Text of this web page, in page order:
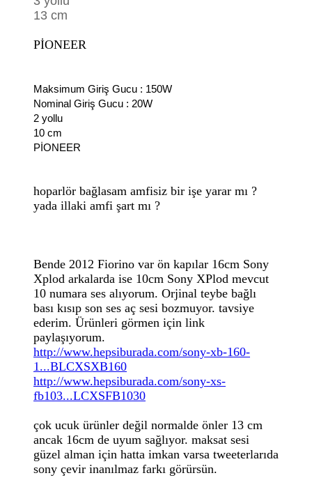
13 cm
PİONEER
Maksimum Giriş Gucu : 150W
Nominal Giriş Gucu : 20W
2 yollu
10 cm
PİONEER
hoparlör bağlasam amfisiz bir işe yarar mı ?
yada illaki amfi şart mı ?
Bende 2012 Fiorino var ön kapılar 16cm Sony
Xplod arkalarda ise 10cm Sony XPlod mevcut
10 numara ses alıyorum. Orjinal teybe bağlı
bası kısıp son ses aç sesi bozmuyor. tavsiye
ederim. Ürünleri görmen için link
paylaşıyorum.
http://www.hepsiburada.com/sony-xb-160-
1...BLCXSXB160
http://www.hepsiburada.com/sony-xs-
fb103...LCXSFB1030
çok ucuk ürünler değil normalde önler 13 cm
ancak 16cm de uyum sağlıyor. maksat sesi
güzel alman için hatta imkan varsa tweeterlarıda
sony çevir inanılmaz farkı görürsün.